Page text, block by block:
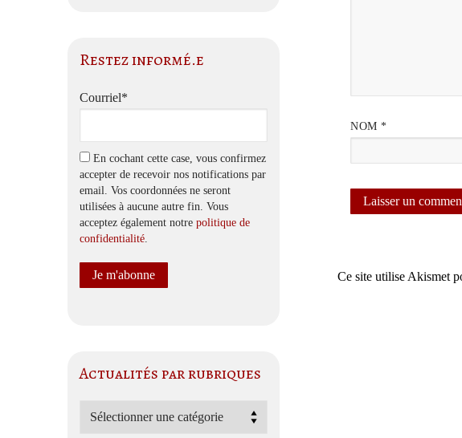
NOM *
Ce site utilise Akismet
Restez informé.e
Courriel*
En cochant cette case, vous confirmez
accepter de recevoir nos notifications par
email. Vos coordonnées ne seront
utilisées à aucune autre fin. Vous
acceptez également notre politique de
confidentialité
Actualités par rubriques
Actualités